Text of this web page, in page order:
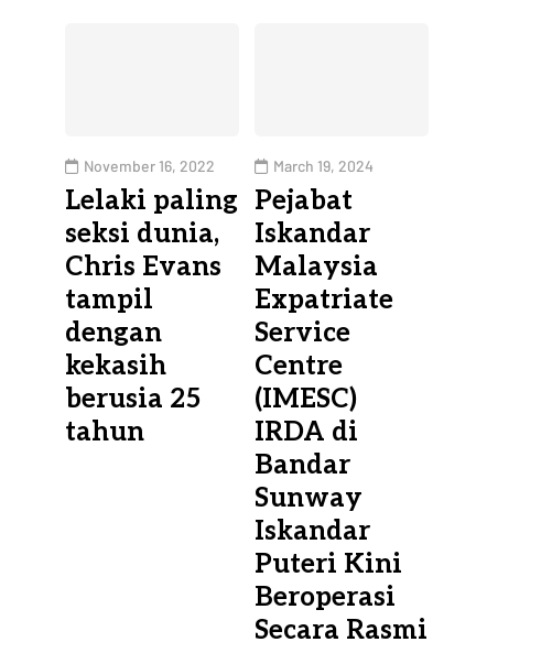
November 16, 2022
Lelaki paling
seksi dunia,
Chris Evans
tampil
dengan
kekasih
berusia 25
tahun
March 19, 2024
Pejabat
Iskandar
Malaysia
Expatriate
Service
Centre
(IMESC)
IRDA di
Bandar
Sunway
Iskandar
Puteri Kini
Beroperasi
Secara Rasmi